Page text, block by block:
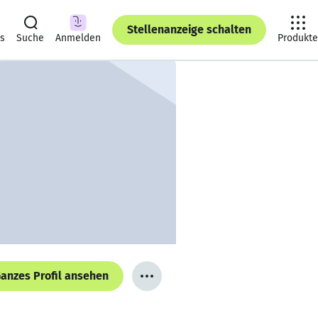
Suche Anmelden
Stellenanzeige schalten
Produkte
Profil ansehen